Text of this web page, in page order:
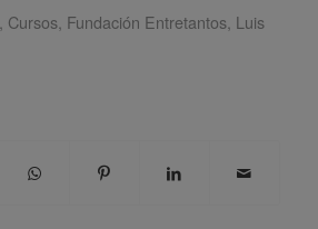
Cursos, Fundación Entretantos, Luis